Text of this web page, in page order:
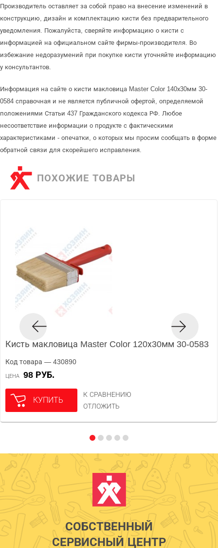
Производитель оставляет за собой право на внесение изменений в
конструкцию, дизайн и комплектацию кисти без предварительного
уведомления. Пожалуйста, сверяйте информацию о кисти с
информацией на официальном сайте фирмы-производителя. Во
избежание недоразумений при покупке кисти уточняйте информацию
у консультантов.
Информация на сайте о кисти макловица Master Color 140х30мм 30-
0584 справочная и не является публичной офертой, определяемой
положениями Статьи 437 Гражданского кодекса РФ. Любое
несоответствие информации о продукте с фактическими
характеристиками - опечатки, о которых мы просим сообщать в форме
обратной связи для скорейшего исправления.
ПОХОЖИЕ ТОВАРЫ
Кисть макловица Master Color 120х30мм 30-0583
Код товара — 430890
ЦЕНА 98 РУБ.
КУПИТЬ
К СРАВНЕНИЮ
ОТЛОЖИТЬ
СОБСТВЕННЫЙ
СЕРВИСНЫЙ ЦЕНТР